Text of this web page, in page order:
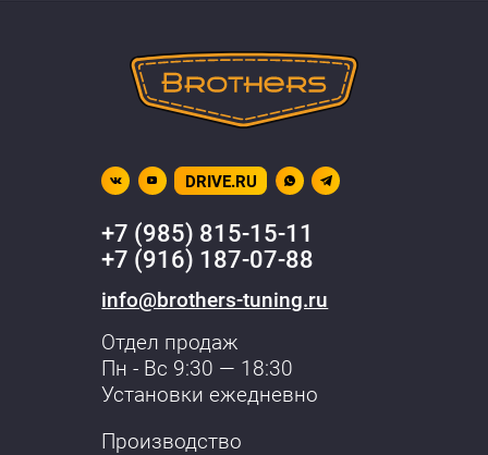
DRIVE.RU
+7 (985) 815-15-11
+7 (916) 187-07-88
info@brothers-tuning.ru
Отдел продаж
Пн - Вс 9:30 — 18:30
Установки ежедневно
Производство